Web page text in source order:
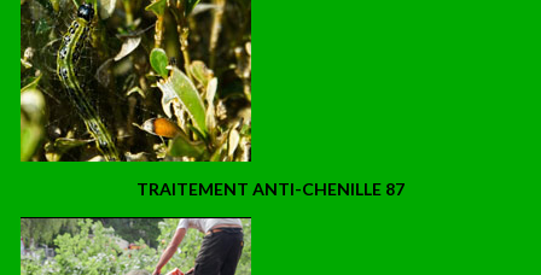
TRAITEMENT ANTI-CHENILLE 87